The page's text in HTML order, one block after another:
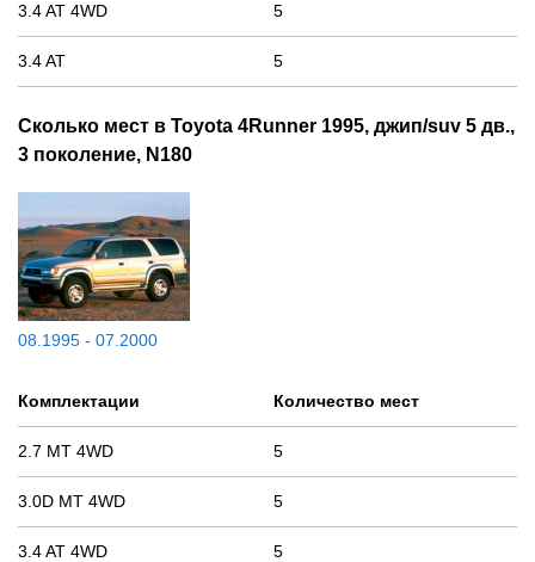
3.4 AT 4WD 5
3.4 AT 5
Сколько мест в Toyota 4Runner 1995, джип/suv 5 дв.,
3 поколение, N180
08.1995 - 07.2000
Комплектации Количество мест
2.7 MT 4WD 5
3.0D MT 4WD 5
3.4 AT 4WD 5